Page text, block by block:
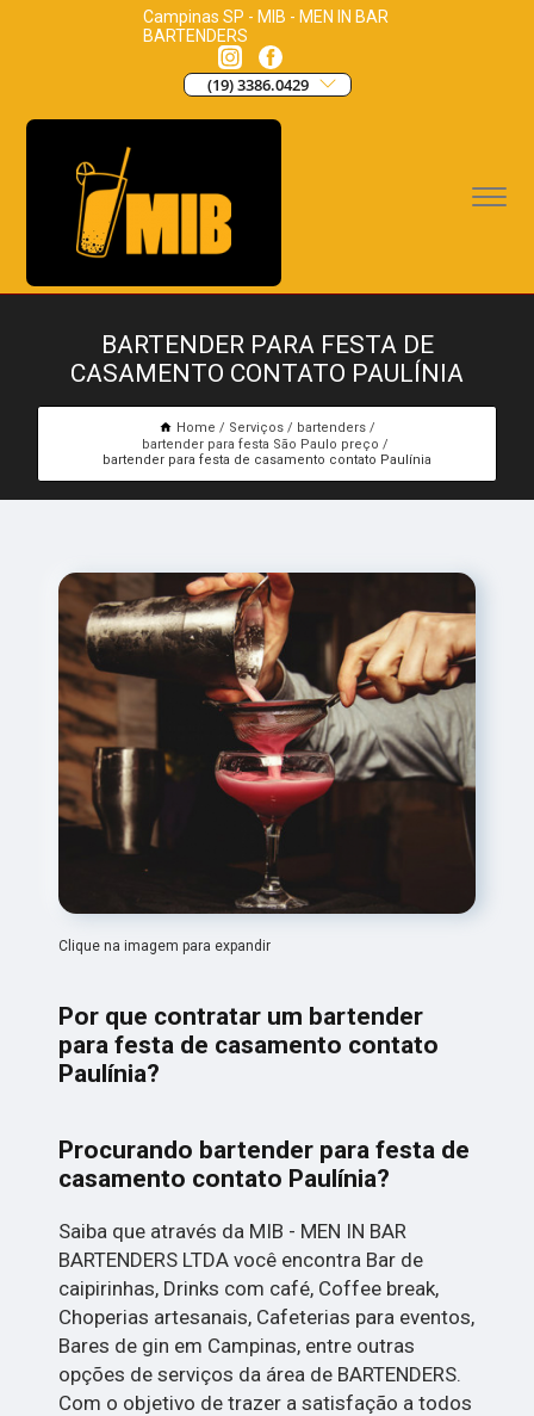
Campinas SP - MIB - MEN IN BAR
BARTENDERS
(19) 3386.0429
BARTENDER PARA FESTA DE
CASAMENTO CONTATO PAULÍNIA
Home Serviços
bartenders
bartender para festa São Paulo preço
bartender para festa de casamento contato Paulínia
Clique na imagem para expandir
Por que contratar um bartender
para festa de casamento contato
Paulínia?
Procurando bartender para festa de
casamento contato Paulínia?
Saiba que através da MIB - MEN IN BAR
BARTENDERS LTDA você encontra Bar de
caipirinhas, Drinks com café, Coffee break,
Choperias artesanais, Cafeterias para eventos,
Bares de gin em Campinas, entre outras
opções de serviços da área de BARTENDERS.
Com o objetivo de trazer a satisfação a todos